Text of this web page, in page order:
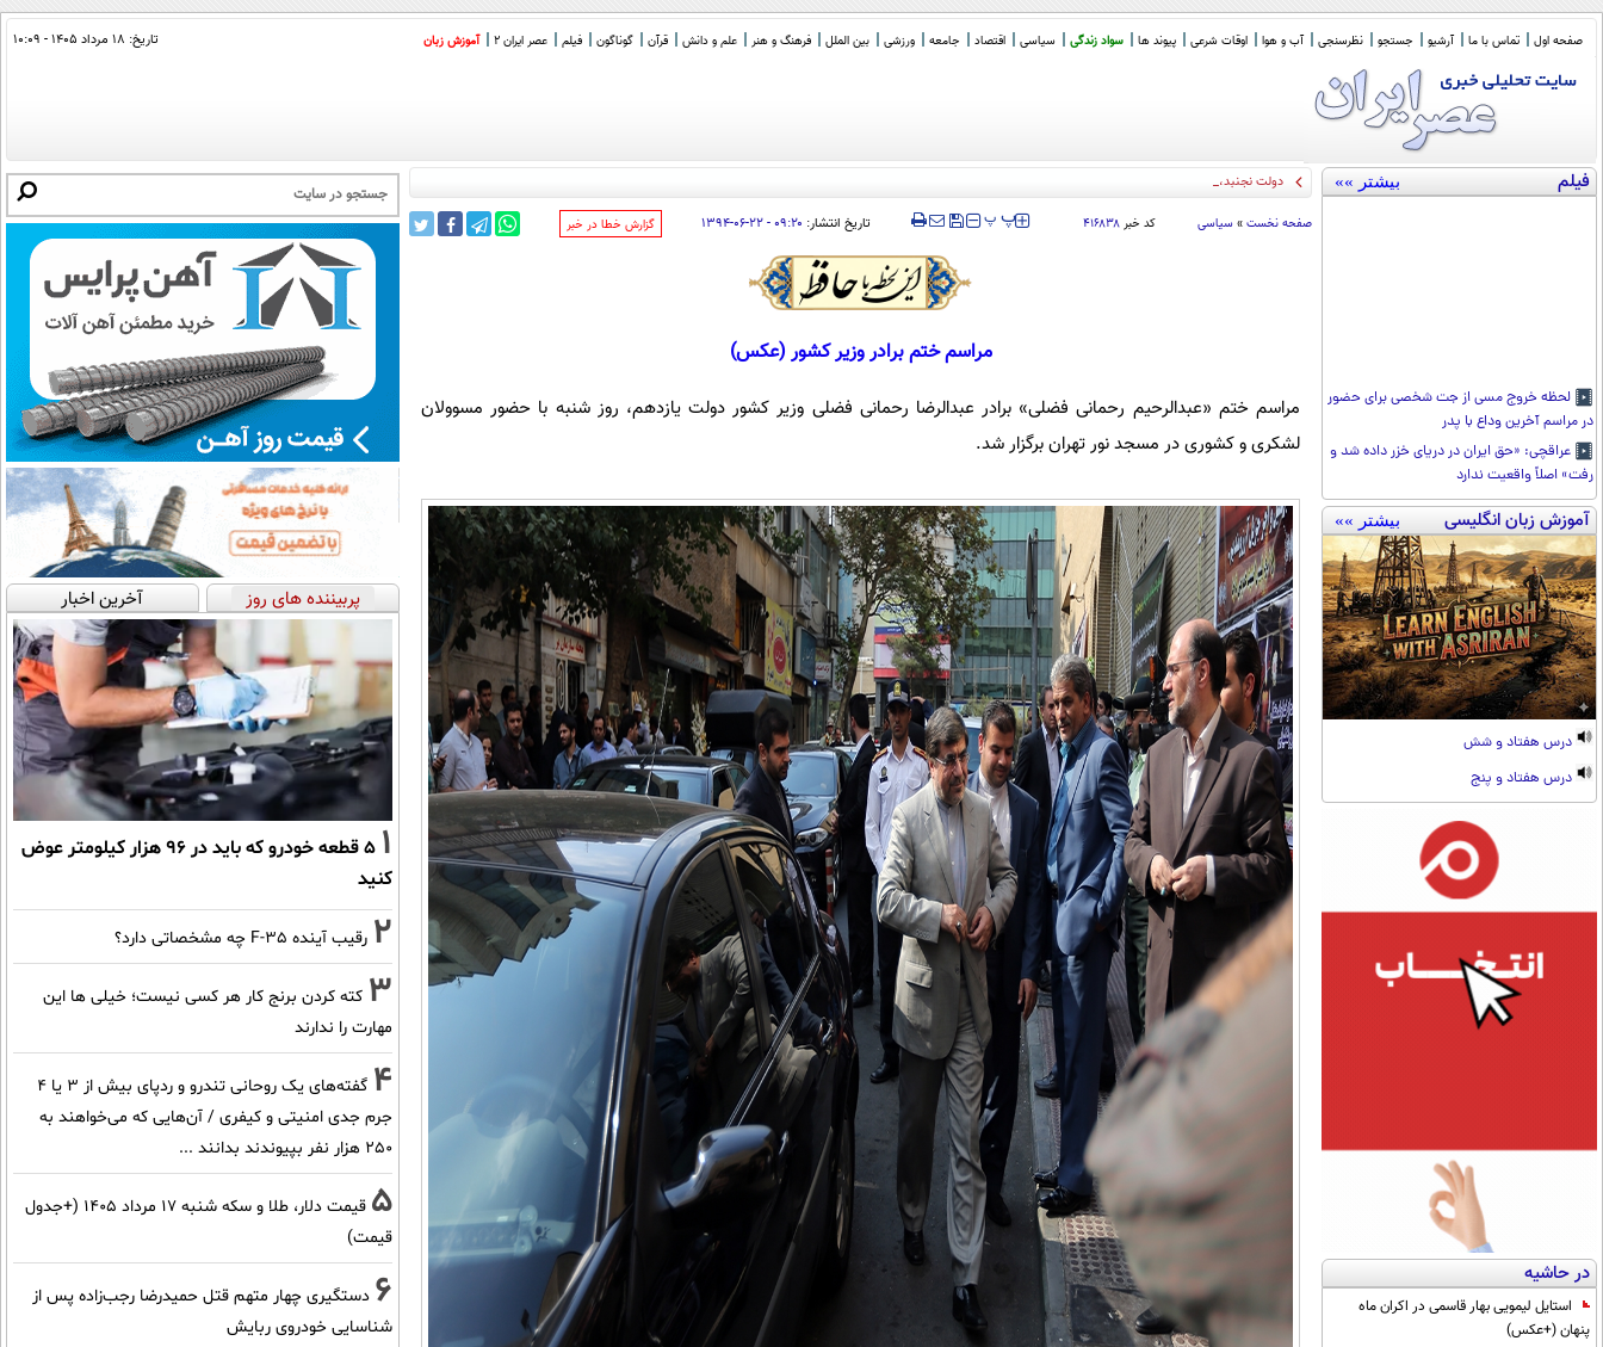
صفحه اول تماس با ما آرشیو جستجو نظرسنجی آب و هوا اوقات شرعی پیوند ها سواد زندگی سیاسی اقتصاد جامعه ورزشی بین الملل فرهنگ و هنر علم و دانش قرآن گوناگون فیلم عصر ایران 2 آموزش زبان تاریخ: ۱۸ مرداد ۱۴۰۵ - ۱۰:۰۹
فیلم بیشتر »»
لحظه خروج مسی از جت شخصی برای حضور
در مراسم آخرین وداع با پدر
عراقچی: «حق ایران در دریای خزر داده شد و
رفت» اصلاً واقعیت ندارد
آموزش زبان انگلیسی بیشتر »»
درس هفتاد و شش
درس هفتاد و پنج
در حاشیه
استایل لیمویی بهار قاسمی در اکران ماه
پنهان (+عکس)
دولت نجنبد، طرح ملی کالابرگ به فنا می رود
صفحه نخست » سیاسی کد خبر ۴۱۶۸۳۸ ‍‍‍ پپ تاریخ انتشار: ۰۹:۲۰ - ۲۲-۰۶-۱۳۹۴ ‌گزارش خطا در خبر
مراسم ختم برادر وزیر کشور (عکس)
مراسم ختم «عبدالرحیم رحمانی فضلی» برادر عبدالرضا رحمانی فضلی وزیر کشور دولت یازدهم، روز شنبه با حضور مسوولان
لشکری و کشوری در مسجد نور تهران برگزار شد.
پربیننده های روز آخرین اخبار
1
۵ قطعه خودرو که باید در ۹۶ هزار کیلومتر عوض
کنید
2 رقیب آینده F-35 چه مشخصاتی دارد؟
3 کته کردن برنج کار هر کسی نیست؛ خیلی ها این
مهارت را ندارند
4
گفته‌های یک روحانی تندرو و ردپای بیش از ۳ یا ۴
جرم جدی امنیتی و کیفری / آن‌هایی که می‌خواهند به
۲۵۰ هزار نفر بپیوندند بدانند ...
5
قیمت دلار، طلا و سکه شنبه ۱۷ مرداد ۱۴۰۵ (+جدول
قیمت)
6 دستگیری چهار متهم قتل حمیدرضا رجب‌زاده پس از
شناسایی خودروی ربایش